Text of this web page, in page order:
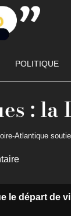
POLITIQUE
: la
Atlantique
le départ de